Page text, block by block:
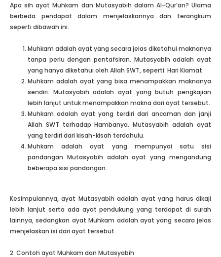
Apa sih ayat Muhkam dan Mutasyabih dalam Al-Qur’an? Ulama
berbeda pendapat dalam menjelaskannya dan terangkum
seperti dibawah ini:
Muhkam adalah ayat yang secara jelas diketahui maknanya
tanpa perlu dengan pentafsiran. Mutasyabih adalah ayat
yang hanya diketahui oleh Allah SWT, seperti: Hari Kiamat
Muhkam adalah ayat yang bisa menampakkan maknanya
sendiri. Mutasyabih adalah ayat yang butuh pengkajian
lebih lanjut untuk menampakkan makna dari ayat tersebut.
Muhkam adalah ayat yang terdiri dari ancaman dan janji
Allah SWT terhadap Hambanya. Mutasyabih adalah ayat
yang terdiri dari kisah-kisah terdahulu.
Muhkam adalah ayat yang mempunyai satu sisi
pandangan Mutasyabih adalah ayat yang mengandung
beberapa sisi pandangan.
Kesimpulannya, ayat Mutasyabih adalah ayat yang harus dikaji
lebih lanjut serta ada ayat pendukung yang terdapat di surah
lainnya, sedangkan ayat Muhkam adalah ayat yang secara jelas
menjelaskan isi dari ayat tersebut.
2. Contoh ayat Muhkam dan Mutasyabih